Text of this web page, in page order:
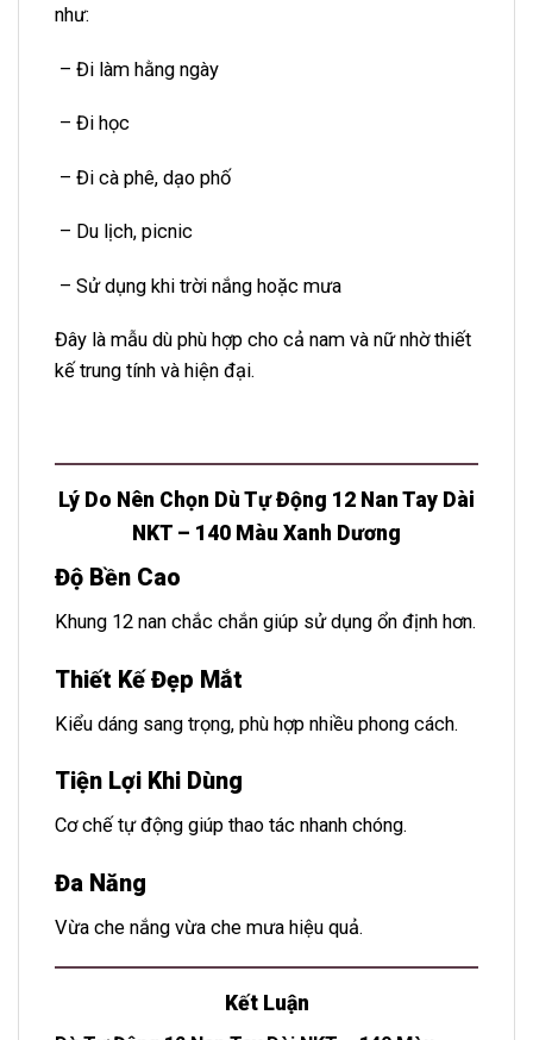
như:
– Đi làm hằng ngày
– Đi học
– Đi cà phê, dạo phố
– Du lịch, picnic
– Sử dụng khi trời nắng hoặc mưa
Đây là mẫu dù phù hợp cho cả nam và nữ nhờ thiết
kế trung tính và hiện đại.
Lý Do Nên Chọn Dù Tự Động 12 Nan Tay Dài
NKT – 140 Màu Xanh Dương
Độ Bền Cao
Khung 12 nan chắc chắn giúp sử dụng ổn định hơn.
Thiết Kế Đẹp Mắt
Kiểu dáng sang trọng, phù hợp nhiều phong cách.
Tiện Lợi Khi Dùng
Cơ chế tự động giúp thao tác nhanh chóng.
Đa Năng
Vừa che nắng vừa che mưa hiệu quả.
Kết Luận